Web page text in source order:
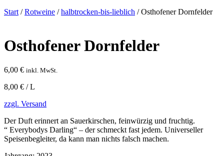
Start/Rotweine /halbtrocken-bis-lieblich / Osthofener Dornfelder
Osthofener Dornfelder
6,00 € inkl. MwSt.
8,00 € / L
zzgl. Versand
Der Duft erinnert an Sauerkirschen, feinwürzig und fruchtig.
“ Everybodys Darling“ – der schmeckt fast jedem. Universeller
Speisenbegleiter, da kann man nichts falsch machen.